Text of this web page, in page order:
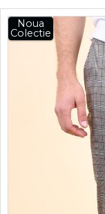
INCALTAMINTE
ACCESORII DAMA
COLECTIA NOUA
PROMOTII
Noua
Colectie